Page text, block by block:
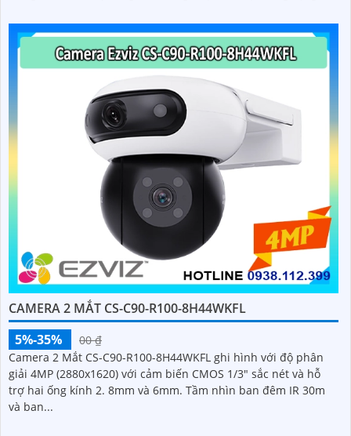
CAMERA 2 MẮT CS-C90-R100-8H44WKFL
5%-35%
00 ₫
Camera 2 Mắt CS-C90-R100-8H44WKFL ghi hình với độ phân
giải 4MP (2880x1620) với cảm biến CMOS 1/3" sắc nét và hỗ
trợ hai ống kính 2. 8mm và 6mm. Tầm nhìn ban đêm IR 30m
và ban...